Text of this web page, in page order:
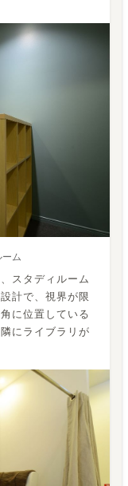
ム
スタディルーム
計で、視界が限
に位置している
にライブラリが